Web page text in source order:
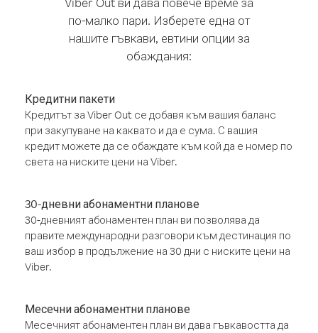
по-малко пари. Изберете една от
нашите гъвкави, евтини опции за
обаждания:
Кредитни пакети
Кредитът за Viber Out се добавя към вашия баланс
при закупуване на каквато и да е сума. С вашия
кредит можете да се обаждате към кой да е номер по
света на ниските цени на Viber.
30-дневни абонаментни планове
30-дневният абонаментен план ви позволява да
правите международни разговори към дестинация по
ваш избор в продължение на 30 дни с ниските цени на
Viber.
Месечни абонаментни планове
Месечният абонаментен план ви дава гъвкавостта да